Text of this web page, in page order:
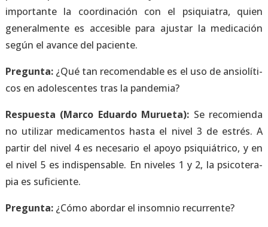
impor­tan­te la coor­di­na­ción con el psi­quia­tra, quien
gene­ral­men­te es acce­si­ble para ajus­tar la medi­ca­ción
según el avan­ce del pacien­te.
Pre­gun­ta:¿Qué tan reco­men­da­ble es el uso de ansio­lí­ti­
cos en ado­les­cen­tes tras la pan­de­mia?
Res­pues­ta (Mar­co Eduar­do Murue­ta): Se reco­mien­da
no uti­li­zar medi­ca­men­tos has­ta el nivel 3 de estrés. A
par­tir del nivel 4 es nece­sa­rio el apo­yo psi­quiá­tri­co, y en
el nivel 5 es indis­pen­sa­ble. En nive­les 1 y 2, la psi­co­te­ra­
pia es sufi­cien­te.
Pre­gun­ta:¿Cómo abor­dar el insom­nio recu­rren­te?